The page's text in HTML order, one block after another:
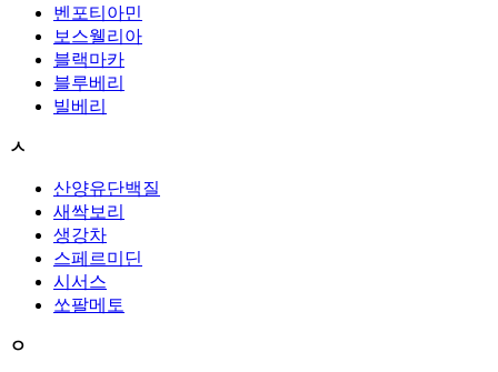
벤포티아민
보스웰리아
블랙마카
블루베리
빌베리
ㅅ
산양유단백질
새싹보리
생강차
스페르미딘
시서스
쏘팔메토
ㅇ